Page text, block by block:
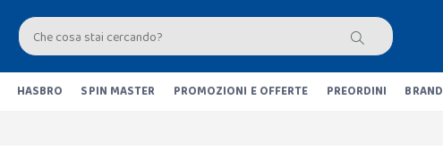
HASBRO SPIN MASTER PROMOZIONI E OFFERTE PREORDINI BRAND